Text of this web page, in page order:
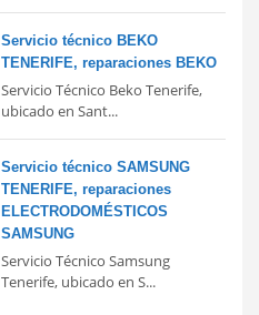
Servicio técnico BEKO
TENERIFE, reparaciones BEKO
Servicio Técnico Beko Tenerife,
ubicado en Sant...
Servicio técnico SAMSUNG
TENERIFE, reparaciones
ELECTRODOMÉSTICOS
SAMSUNG
Servicio Técnico Samsung
Tenerife, ubicado en S...